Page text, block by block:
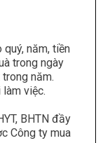
năm, tiền
trong ngày
năm.
việc.
BHTN đầy
Công ty mua